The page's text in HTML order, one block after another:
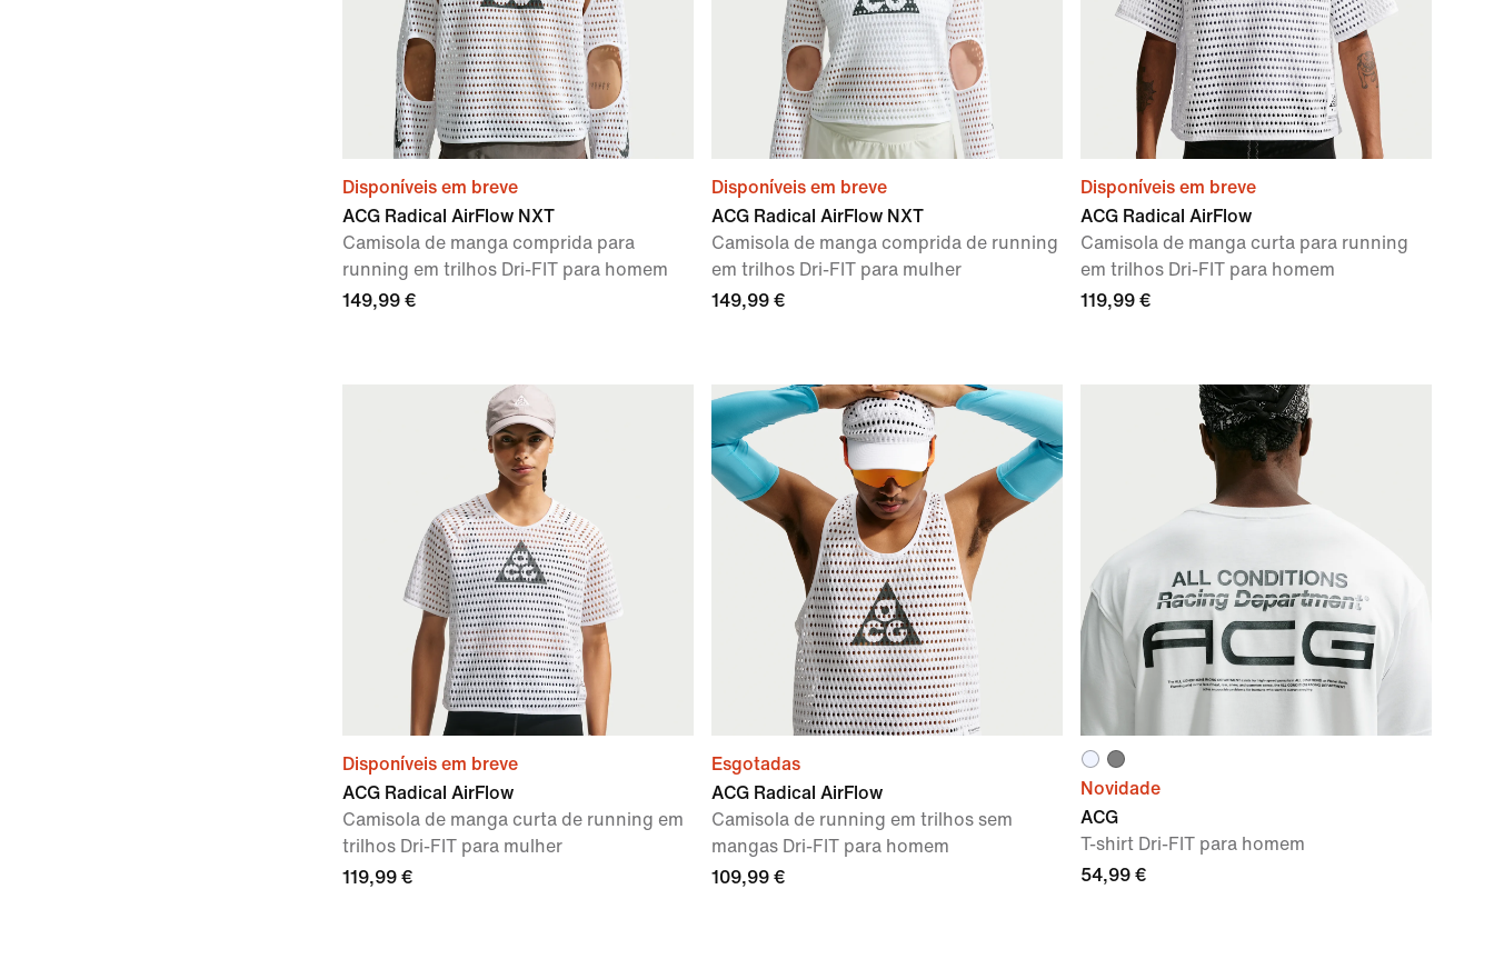
Disponíveis em breve
ACG Radical AirFlow NXT
Camisola de manga comprida para
running em trilhos Dri-FIT para homem
149,99 €
Disponíveis em breve
ACG Radical AirFlow NXT
Camisola de manga comprida de running
em trilhos Dri-FIT para mulher
149,99 €
Disponíveis em breve
ACG Radical AirFlow
Camisola de manga curta para running
em trilhos Dri-FIT para homem
119,99 €
Disponíveis em breve
ACG Radical AirFlow
Camisola de manga curta de running em
trilhos Dri-FIT para mulher
119,99 €
Esgotadas
ACG Radical AirFlow
Camisola de running em trilhos sem
mangas Dri-FIT para homem
109,99 €
Novidade
ACG
T-shirt Dri-FIT para homem
54,99 €